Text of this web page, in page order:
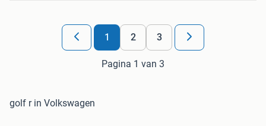
1 2 3
Pagina 1 van 3
golf r in Volkswagen